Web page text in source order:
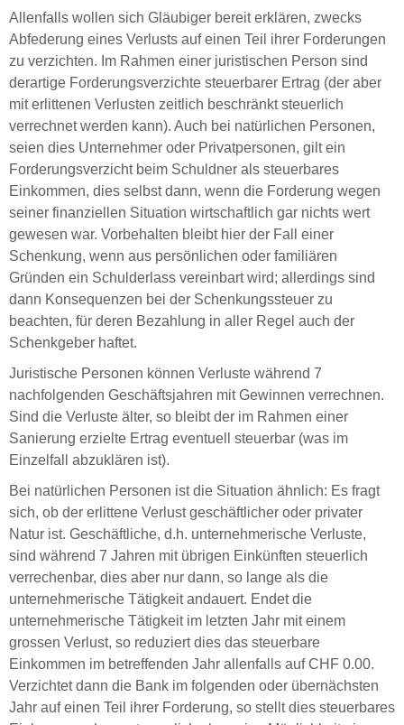
Allenfalls wollen sich Gläubiger bereit erklären, zwecks
Abfederung eines Verlusts auf einen Teil ihrer Forderungen
zu verzichten. Im Rahmen einer juristischen Person sind
derartige Forderungsverzichte steuerbarer Ertrag (der aber
mit erlittenen Verlusten zeitlich beschränkt steuerlich
verrechnet werden kann). Auch bei natürlichen Personen,
seien dies Unternehmer oder Privatpersonen, gilt ein
Forderungsverzicht beim Schuldner als steuerbares
Einkommen, dies selbst dann, wenn die Forderung wegen
seiner finanziellen Situation wirtschaftlich gar nichts wert
gewesen war. Vorbehalten bleibt hier der Fall einer
Schenkung, wenn aus persönlichen oder familiären
Gründen ein Schulderlass vereinbart wird; allerdings sind
dann Konsequenzen bei der Schenkungssteuer zu
beachten, für deren Bezahlung in aller Regel auch der
Schenkgeber haftet.
Juristische Personen können Verluste während 7
nachfolgenden Geschäftsjahren mit Gewinnen verrechnen.
Sind die Verluste älter, so bleibt der im Rahmen einer
Sanierung erzielte Ertrag eventuell steuerbar (was im
Einzelfall abzuklären ist).
Bei natürlichen Personen ist die Situation ähnlich: Es fragt
sich, ob der erlittene Verlust geschäftlicher oder privater
Natur ist. Geschäftliche, d.h. unternehmerische Verluste,
sind während 7 Jahren mit übrigen Einkünften steuerlich
verrechenbar, dies aber nur dann, so lange als die
unternehmerische Tätigkeit andauert. Endet die
unternehmerische Tätigkeit im letzten Jahr mit einem
grossen Verlust, so reduziert dies das steuerbare
Einkommen im betreffenden Jahr allenfalls auf CHF 0.00.
Verzichtet dann die Bank im folgenden oder übernächsten
Jahr auf einen Teil ihrer Forderung, so stellt dies steuerbares